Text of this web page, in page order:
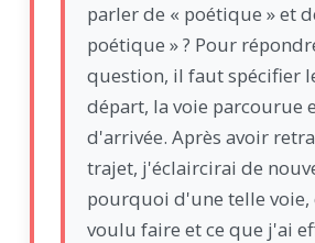
parler de « poétique » et
poétique » ? Pour
question, il faut spécifier
départ, la voie parcourue
d'arrivée. Après avoir
trajet, j'éclaircirai de
pourquoi d'une telle voie,
voulu faire et ce que j'ai